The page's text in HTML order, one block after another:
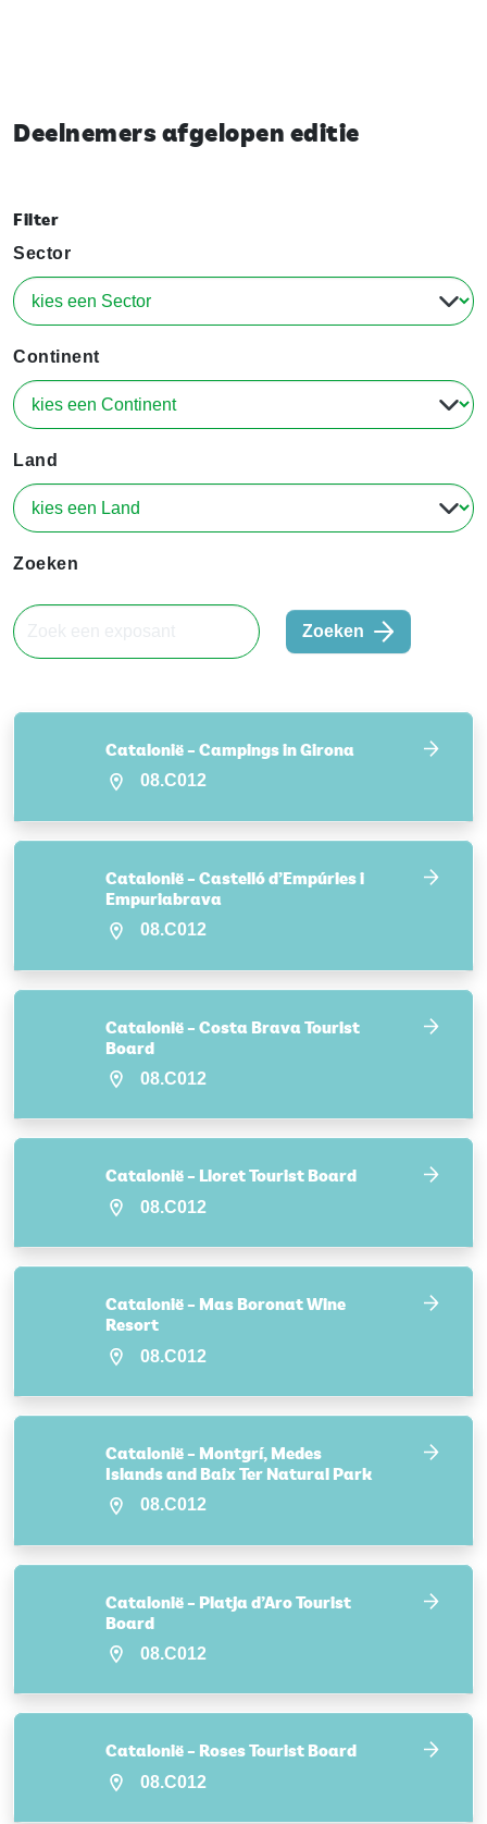
Deelnemers afgelopen editie
Filter
Sector
Continent
Land
Zoeken
Zoeken
Catalonië – Campings in Girona
08.C012
Catalonië – Castelló d’Empúries i
Empuriabrava
08.C012
Catalonië – Costa Brava Tourist
Board
08.C012
Catalonië – Lloret Tourist Board
08.C012
Catalonië – Mas Boronat Wine
Resort
08.C012
Catalonië – Montgrí, Medes
Islands and Baix Ter Natural Park
08.C012
Catalonië – Platja d’Aro Tourist
Board
08.C012
Catalonië – Roses Tourist Board
08.C012